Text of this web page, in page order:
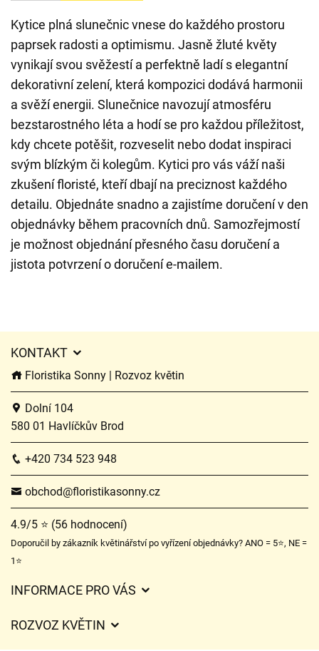
Kytice plná slunečnic vnese do každého prostoru
paprsek radosti a optimismu. Jasně žluté květy
vynikají svou svěžestí a perfektně ladí s elegantní
dekorativní zelení, která kompozici dodává harmonii
a svěží energii. Slunečnice navozují atmosféru
bezstarostného léta a hodí se pro každou příležitost,
kdy chcete potěšit, rozveselit nebo dodat inspiraci
svým blízkým či kolegům. Kytici pro vás váží naši
zkušení floristé, kteří dbají na preciznost každého
detailu. Objednáte snadno a zajistíme doručení v den
objednávky během pracovních dnů. Samozřejmostí
je možnost objednání přesného času doručení a
jistota potvrzení o doručení e-mailem.
KONTAKT
Floristika Sonny | Rozvoz květin
Dolní 104
580 01 Havlíčkův Brod
+420 734 523 948
obchod@floristikasonny.cz
4.9/5 ⭐ (56 hodnocení)
Doporučil by zákazník květinářství po vyřízení objednávky? ANO = 5⭐, NE =
1⭐
INFORMACE PRO VÁS
ROZVOZ KVĚTIN
Ceny za doručení